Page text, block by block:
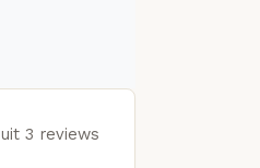
uit 3 reviews